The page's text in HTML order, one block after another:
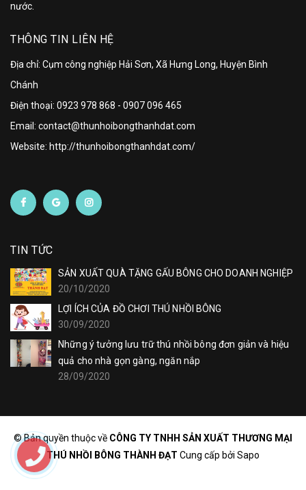
nước.
THÔNG TIN LIÊN HỆ
Địa chỉ: Cụm công nghiệp Hải Sơn, Xã Hưng Long, Huyện Bình
Chánh
Điện thoại: 0923 978 868 - 0907 096 465
Email: contact@thunhoibongthanhdat.com
Website: http://thunhoibongthanhdat.com/
TIN TỨC
SẢN XUẤT QUÀ TẶNG GẤU BÔNG CHO DOANH NGHIỆP
20/10/2020
LỢI ÍCH CỦA ĐỒ CHƠI THÚ NHỒI BÔNG
30/09/2020
Những ý tưởng lưu trữ thú nhồi bông đơn giản và hiệu
quả cho nhà gọn gàng, ngăn nắp
28/09/2020
© Bản quyền thuộc về CÔNG TY TNHH SẢN XUẤT THƯƠNG MẠI
THÚ NHỒI BÔNG THÀNH ĐẠT Cung cấp bởi Sapo